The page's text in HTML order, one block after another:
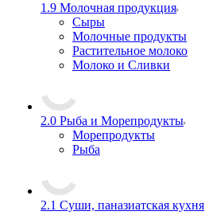
1.9 Молочная продукция
Сыры
Молочные продукты
Растительное молоко
Молоко и Сливки
2.0 Рыба и Морепродукты
Морепродукты
Рыба
2.1 Суши, паназиатская кухня